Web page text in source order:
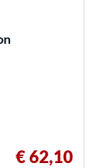
€ 62,10